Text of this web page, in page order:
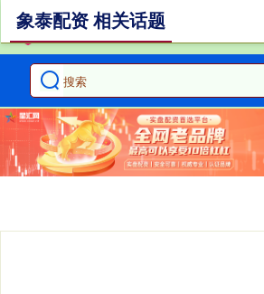
象泰配资 相关话题